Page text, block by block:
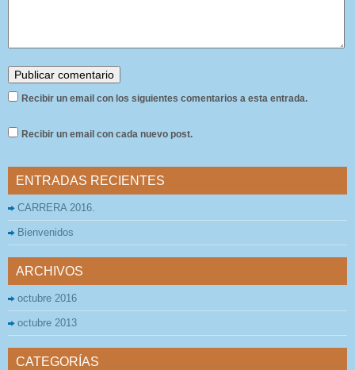
Recibir un email con los siguientes comentarios a esta entrada.
Recibir un email con cada nuevo post.
ENTRADAS RECIENTES
CARRERA 2016.
Bienvenidos
ARCHIVOS
octubre 2016
octubre 2013
CATEGORÍAS